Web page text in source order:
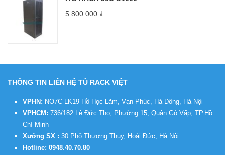
5.800.000 ₫
THÔNG TIN LIÊN HỆ TỦ RACK VIỆT
VPHN: NO7C-LK19 Hồ Học Lãm, Vạn Phúc, Hà Đông, Hà Nội
VPHCM: 736/182 Lê Đức Thọ, Phường 15, Quận Gò Vấp, TP.Hồ
Chí Minh
Xưởng SX : 30 Phố Thượng Thụy, Hoài Đức, Hà Nội
Hotline: 0948.40.70.80